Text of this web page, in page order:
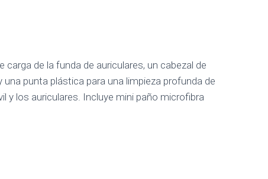
de la funda de auriculares, un cabezal de
punta plástica para una limpieza profunda de
y los auriculares. Incluye mini paño microfibra